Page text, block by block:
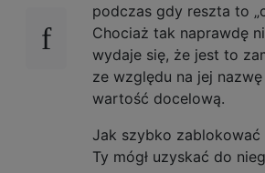
podczas gdy reszta to
Chociaż tak naprawdę
wydaje się, że jest to
ze względu na jej
wartość docelową.
Jak szybko zablokować
Ty mógł uzyskać do